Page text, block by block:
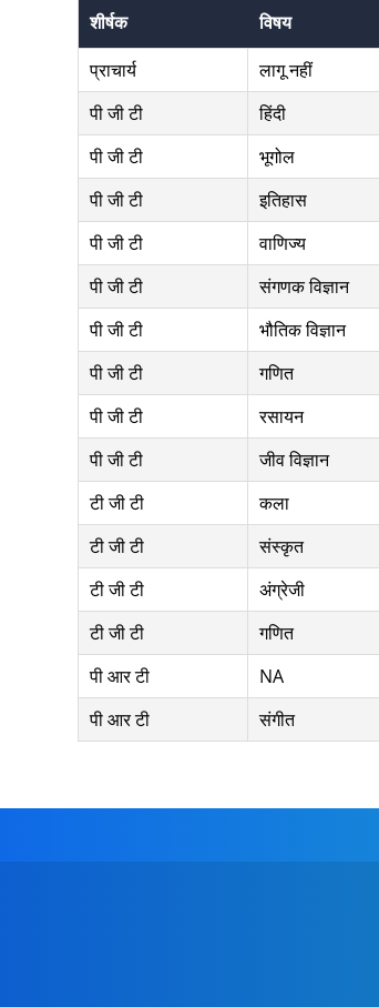
शीर्षक विषय
प्राचार्य
लागू नहीं
पी जी टी
हिंदी
पी जी टी
भूगोल
पी जी टी
इतिहास
पी जी टी
वाणिज्य
पी जी टी
संगणक विज्ञान
पी जी टी
भौतिक विज्ञान
पी जी टी
गणित
पी जी टी
रसायन
पी जी टी
जीव विज्ञान
टी जी टी
कला
टी जी टी
संस्कृत
टी जी टी
अंग्रेजी
टी जी टी
गणित
पी आर टी
NA
पी आर टी
संगीत